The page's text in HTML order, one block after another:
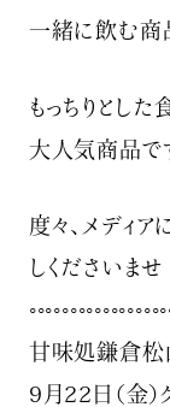
一緒に飲む商
もっちりとし
大人気商品で
度々、メディ
しくださいませ️
甘味処鎌倉松
9月22日（金）